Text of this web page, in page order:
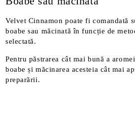
Velvet Cinnamon poate fi comandată
boabe sau măcinată în funcție de
selectată.
Pentru păstrarea cât mai bună a
boabe și măcinarea acesteia cât mai
preparării.